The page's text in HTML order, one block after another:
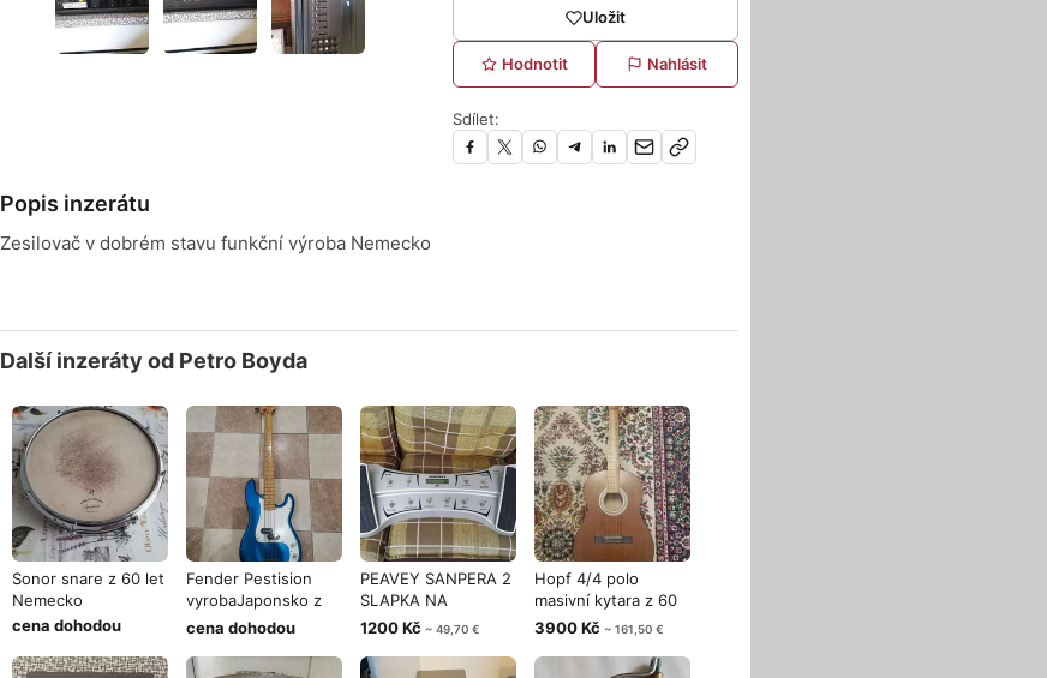
Uložit
Hodnotit Nahlásit
Sdílet:
Popis inzerátu
Zesilovač v dobrém stavu funkční výroba Nemecko
Další inzeráty od Petro Boyda
Sonor snare z 60 let
Nemecko
cena dohodou
Fender Pestision
vyrobaJaponsko z
80 lez
cena dohodou
PEAVEY SANPERA 2
SLAPKA NA
OVLADANI EFEKTU
1200 Kč ~ 49,70 €
Hopf 4/4 polo
masivní kytara z 60
let Nemecko
3900 Kč ~ 161,50 €